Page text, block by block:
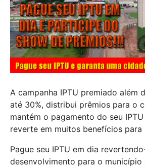
A campanha IPTU premiado além
até 30%, distribui prêmios para o
mantém o pagamento do seu
reverte em muitos benefícios para
Pague seu IPTU em dia
desenvolvimento para o município